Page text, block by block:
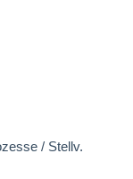
/ Stellv.